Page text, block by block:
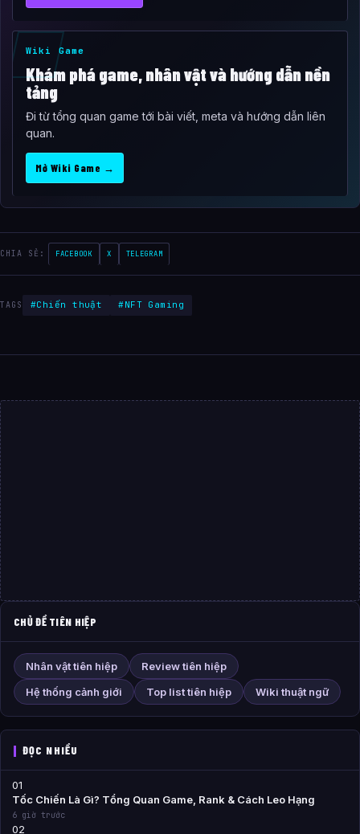
Wiki Game
Khám phá game, nhân vật và hướng dẫn nền
tảng
Đi từ tổng quan game tới bài viết, meta và hướng dẫn liên
quan.
Mở Wiki Game →
CHIA SẺ: FACEBOOK X TELEGRAM
TAGS #Chiến thuật #NFT Gaming
CHỦ ĐỀ TIÊN HIỆP
Nhân vật tiên hiệp
Review tiên hiệp
Hệ thống cảnh giới
Top list tiên hiệp Wiki thuật ngữ
ĐỌC NHIỀU
01
Tốc Chiến Là Gì? Tổng Quan Game, Rank & Cách Leo Hạng
6 giờ trước
02